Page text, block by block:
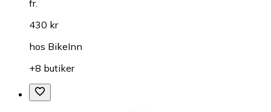
fr.
430 kr
hos BikeInn
+8 butiker